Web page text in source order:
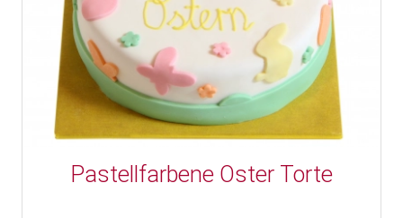
Pastellfarbene Oster Torte